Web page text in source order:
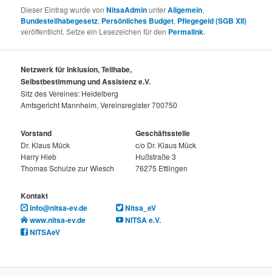
Dieser Eintrag wurde vonNitsaAdminunterAllgemein,
Bundesteilhabegesetz, Persönliches Budget, Pflegegeld (SGB XII)
veröffentlicht. Setze ein Lesezeichen für den Permalink.
Netzwerk für Inklusion, Teilhabe,
Selbstbestimmung und Assistenz e.V.
Sitz des Vereines: Heidelberg
Amtsgericht Mannheim, Vereinsregister 700750
Vorstand Geschäftsstelle
Dr. Klaus Mück
c/o Dr. Klaus Mück
Harry Hieb
Hußstraße 3
Thomas Schulze zur Wiesch
76275 Ettlingen
Kontakt
info@nitsa-ev.de
Nitsa_eV
www.nitsa-ev.de
NITSA e.V.
NITSAeV